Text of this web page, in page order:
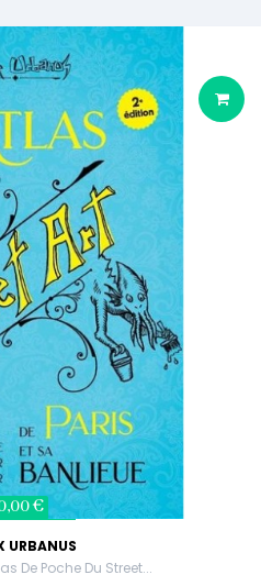
€
URBANUS
De Poche Du Street...